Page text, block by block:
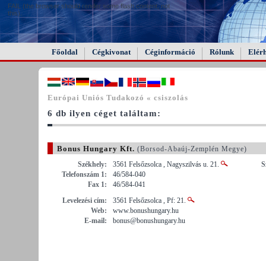
FAIL (the browser should render some flash content, not
this).
Főoldal Cégkivonat Céginformáció Rólunk
Európai Uniós Tudakozó « csiszolás
6 db ilyen céget találtam:
Bonus Hungary Kft. (Borsod-Abaúj-Zemplén Megye)
Székhely:
3561 Felsőzsolca , Nagyszilvás u. 21.
Telefonszám 1:
46/584-040
Fax 1:
46/584-041
Levelezési cím:
3561 Felsőzsolca , Pf: 21.
Web:
www.bonushungary.hu
E-mail:
bonus@bonushungary.hu